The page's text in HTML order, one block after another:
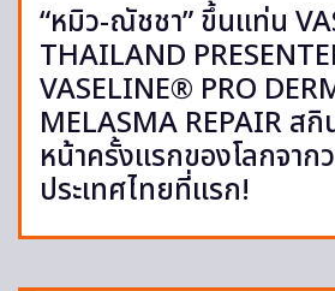
“หมิว-ณัชชา” ขึ้นแท่น
THAILAND
VASELINE® PRO
MELASMA REPAIR ส
หน้าครั้งแรกของโลกจาก
ประเทศไทยที่แรก!